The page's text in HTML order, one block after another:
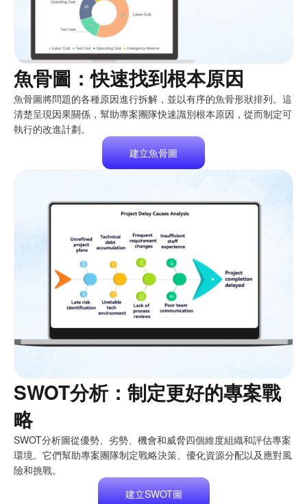
魚骨圖：快速找到根本原因
魚骨圖將問題的各種原因進行拆解，並以有序的魚骨形狀排列。這
清楚呈現因果關係，幫助專案團隊快速識別根本原因，從而制定可
執行的改進計劃。
建立魚骨圖
SWOT分析：制定更好的專案戰
略
SWOT分析圖從優勢、劣勢、機會和威脅四個維度組織和評估專案
環境。它們幫助專案團隊制定戰略決策、優化資源分配以及應對風
險和挑戰。
建立SWOT圖